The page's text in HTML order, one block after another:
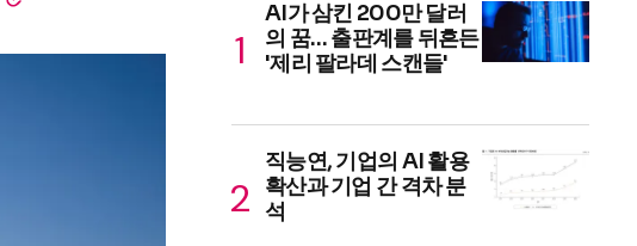
AI가 삼킨 200만 달러
의 꿈… 출판계를 뒤흔든
'제리 팔라데 스캔들'
직능연, 기업의 AI 활용
확산과 기업 간 격차 분
석